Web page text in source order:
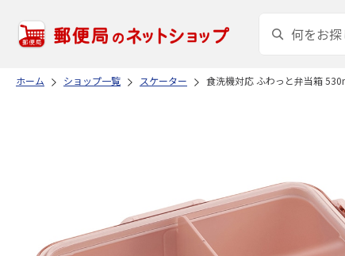
ホーム ショップ一覧 スケーター 食洗機対応 ふわっと弁当箱